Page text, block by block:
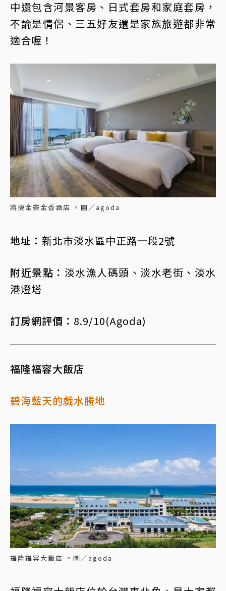
中還包含河景客房、日式套房和家庭套房，
不論是情侶、三五好友還是家族旅遊都非常
適合喔！
將捷金鬱金香酒店 。圖／agoda
地址： 新北市淡水區中正路一段2號
附近景點： 淡水漁人碼頭、淡水老街、淡水
港燈塔
訂房網評價： 8.9/10(Agoda)
福隆福容大飯店
碧海藍天的戲水勝地
福隆福容大飯店 。圖／agoda